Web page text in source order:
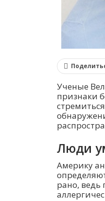
Ученые
признаки
Люди
Америку
рано,